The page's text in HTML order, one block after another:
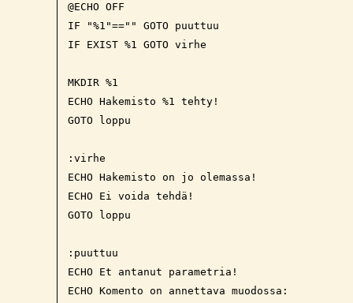
@ECHO OFF
IF "%1"=="" GOTO puuttuu
IF EXIST %1 GOTO virhe
MKDIR %1
ECHO Hakemisto %1 tehty!
GOTO loppu
:virhe
ECHO Hakemisto on jo olemassa!
ECHO Ei voida tehdä!
GOTO loppu
:puuttuu
ECHO Et antanut parametria!
ECHO Komento on annettava muodossa: